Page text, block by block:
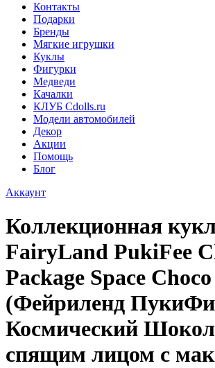
Контакты
Подарки
Бренды
Мягкие игрушки
Куклы
Фигурки
Медведи
Качалки
КЛУБ Cdolls.ru
Модели автомобилей
Декор
Акции
Помощь
Блог
Аккаунт
Коллекционная
FairyLand PukiFee
Package Space Choco
(Фейриленд ПукиФи
Космический
спящим лицом с